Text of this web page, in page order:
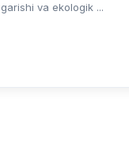
va ekologik ...